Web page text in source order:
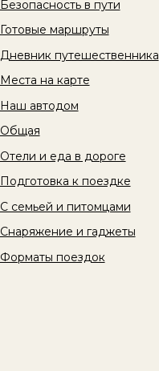
Безопасность в пути
Готовые маршруты
Дневник путешественника
Места на карте
Наш автодом
Общая
Отели и еда в дороге
Подготовка к поездке
С семьей и питомцами
Снаряжение и гаджеты
Форматы поездок